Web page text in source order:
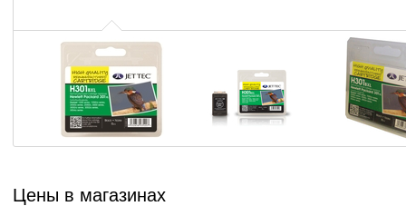
Цены в магазинах